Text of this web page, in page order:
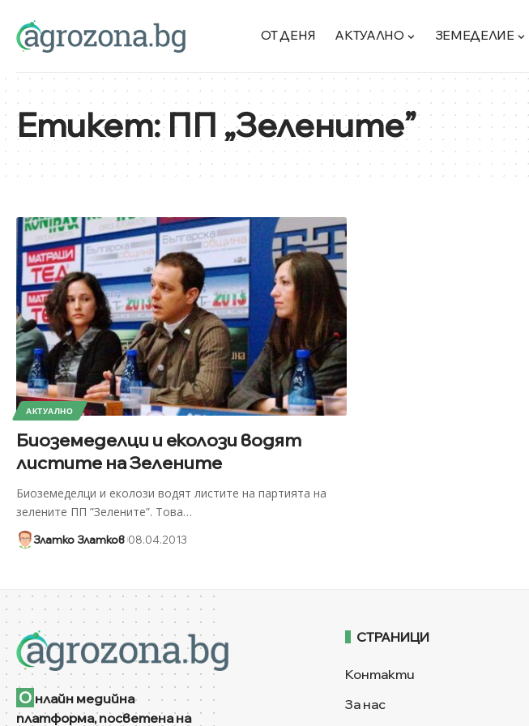
ОТ ДЕНЯ АКТУАЛНО ЗЕМЕДЕЛИЕ
Етикет:ПП „Зелените”
АКТУАЛНО
Биоземеделци и еколози водят
листите на Зелените
Биоземеделци и еколози водят листите на партията на
зелените ПП ”Зелените”. Това…
Златко Златков 08.04.2013
О нлайн медийна
платформа, посветена на
СТРАНИЦИ
Контакти
За нас